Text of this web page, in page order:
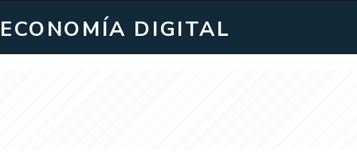
ECONOMÍA DIGITAL